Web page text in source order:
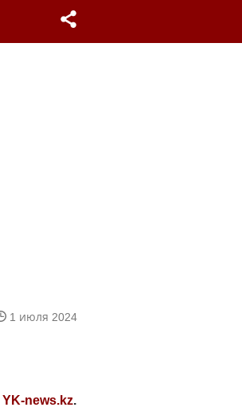
1 июля 2024
YK-news.kz.